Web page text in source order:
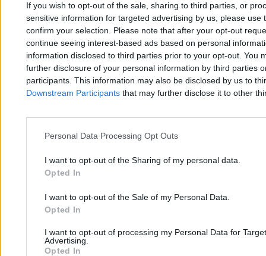
If you wish to opt-out of the sale, sharing to third parties, or
sensitive information for targeted advertising by us, please use
confirm your selection. Please note that after your opt-out
continue seeing interest-based ads based on personal
information disclosed to third parties prior to your opt-out. You
further disclosure of your personal information by third parties
participants. This information may also be disclosed by us to
Downstream Participants that may further disclose it to other
Personal Data Processing Opt Outs
I want to opt-out of the Sharing of my personal data.
Opted In
I want to opt-out of the Sale of my Personal Data.
Opted In
I want to opt-out of processing my Personal Data for
Advertising.
Opted In
Atak nożownika w Austrii. Jedna osoba zginęła,
15.03.2026